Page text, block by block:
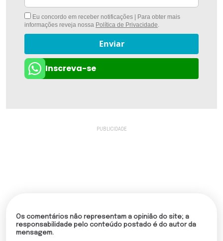
Eu concordo em receber notificações | Para obter mais
informações reveja nossa Política de Privacidade.
Enviar
Inscreva-se
Os comentários não representam a opinião do site; a
responsabilidade pelo conteúdo postado é do autor da
mensagem.